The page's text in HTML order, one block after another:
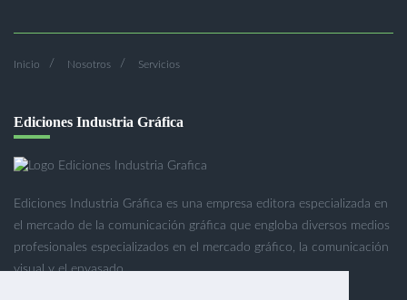
Inicio Nosotros Servicios
Ediciones Industria Gráfica
Ediciones Industria Gráfica es una empresa editora especializada en
el mercado de la comunicación gráfica que engloba diversos medios
profesionales especializados en el mercado gráfico, la comunicación
visual y el envasado.